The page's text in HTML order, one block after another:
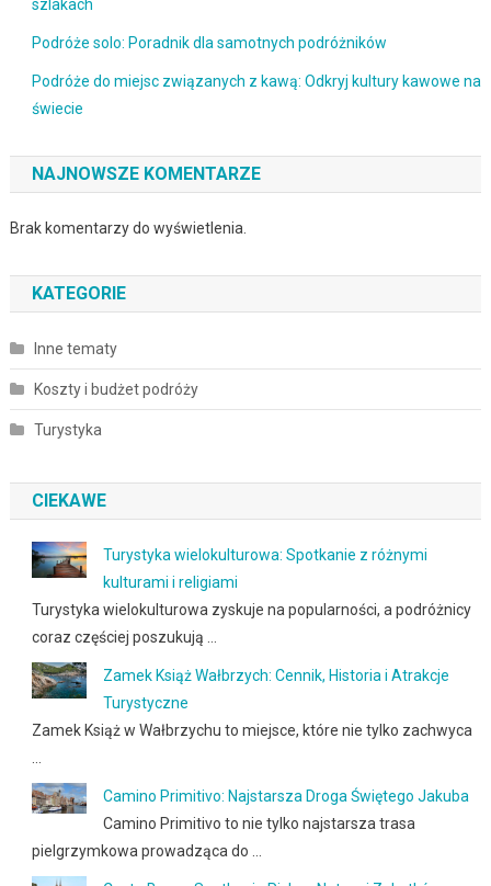
szlakach
Podróże solo: Poradnik dla samotnych podróżników
Podróże do miejsc związanych z kawą: Odkryj kultury kawowe na
świecie
NAJNOWSZE KOMENTARZE
Brak komentarzy do wyświetlenia.
KATEGORIE
Inne tematy
Koszty i budżet podróży
Turystyka
CIEKAWE
Turystyka wielokulturowa: Spotkanie z różnymi
kulturami i religiami
Turystyka wielokulturowa zyskuje na popularności, a podróżnicy
coraz częściej poszukują …
Zamek Książ Wałbrzych: Cennik, Historia i Atrakcje
Turystyczne
Zamek Książ w Wałbrzychu to miejsce, które nie tylko zachwyca
Camino Primitivo: Najstarsza Droga Świętego Jakuba
Camino Primitivo to nie tylko najstarsza trasa
pielgrzymkowa prowadząca do …